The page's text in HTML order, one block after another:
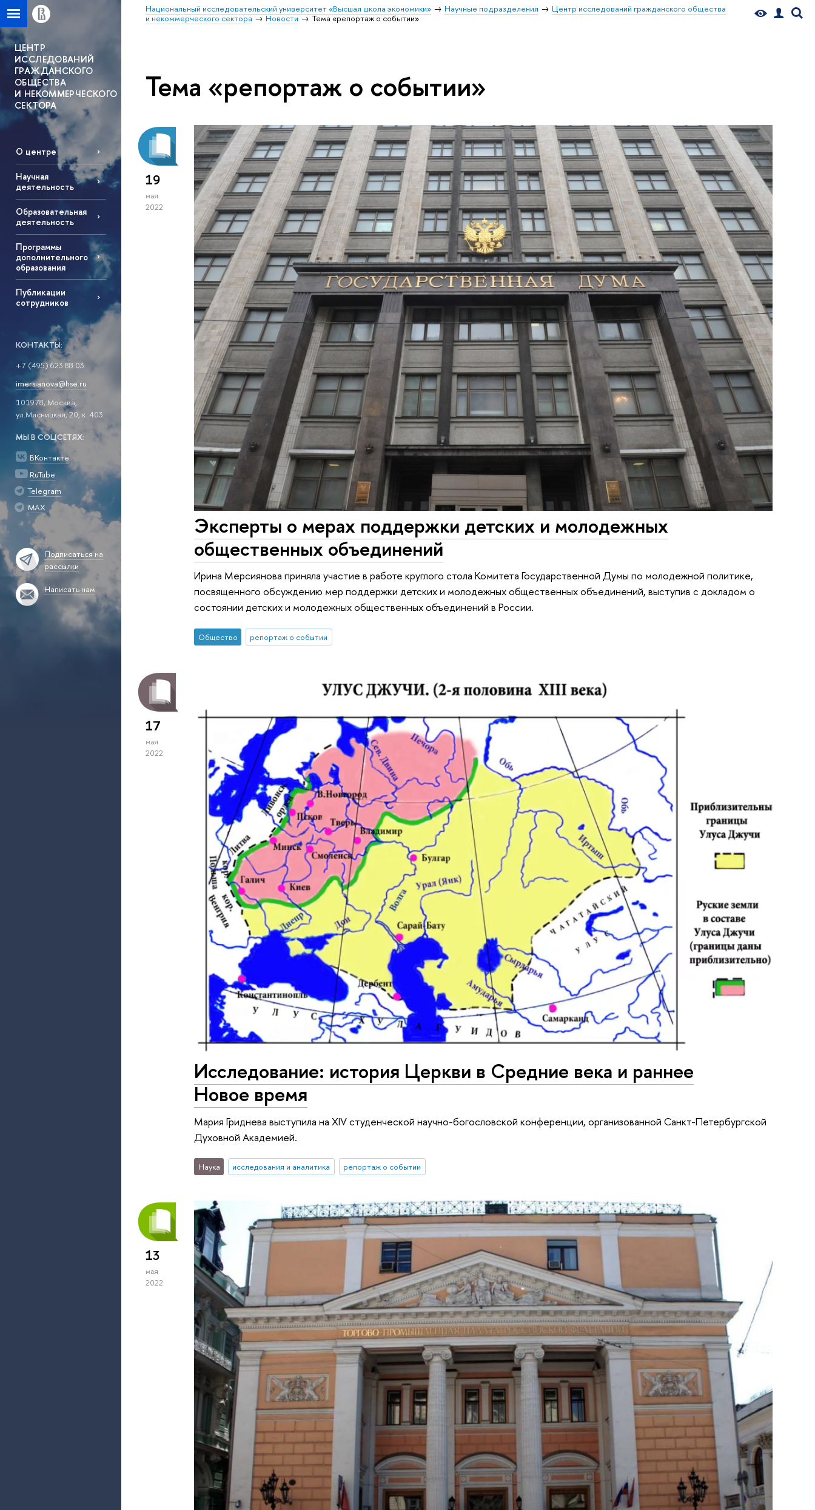
Национальный исследовательский университет «Высшая школа экономики» Научные подразделения
Центр исследований гражданского общества
и некоммерческого сектора
Новости Тема «репортаж о событии»
ЦЕНТР
ИССЛЕДОВАНИЙ
ГРАЖДАНСКОГО
ОБЩЕСТВА
И НЕКОММЕРЧЕСКОГО
СЕКТОРА
О центре
Научная
деятельность
Образовательная
деятельность
Программы
дополнительного
образования
Публикации
сотрудников
КОНТАКТЫ:
+7 (495) 623 88 03
imersianova@hse.ru
101978, Москва,
ул.Мясницкая, 20, к. 403
МЫ В СОЦСЕТЯХ:
ВКонтакте
RuTube
Telegram
MAX
Подписаться на
рассылки
Написать нам
Тема «репортаж о событии»
19
мая
2022
Эксперты о мерах поддержки детских и молодежных
общественных объединений
Ирина Мерсиянова приняла участие в работе круглого стола Комитета Государственной Думы по молодежной политике,
посвященного обсуждению мер поддержки детских и молодежных общественных объединений, выступив с докладом о
состоянии детских и молодежных общественных объединений в России.
Общество репортаж о событии
17
мая
2022
Исследование: история Церкви в Средние века и раннее
Новое время
Мария Гриднева выступила на ХIV студенческой научно-богословской конференции, организованной Санкт-Петербургской
Духовной Академией.
Наука исследования и аналитика репортаж о событии
13
мая
2022